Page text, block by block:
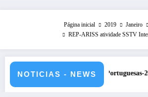
Página inicial 2019 Janeiro
REP-ARISS atividade SSTV
NOTICIAS - NEWS
– Classificação estações Portuguesas-2026